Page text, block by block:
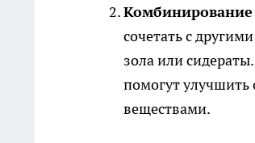
сочетать с
зола или
помогут улучшить
веществами.